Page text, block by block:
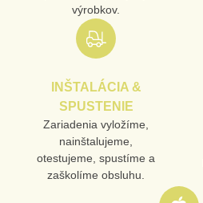
výrobkov.
INŠTALÁCIA &
SPUSTENIE
Zariadenia vyložíme,
nainštalujeme,
otestujeme, spustíme a
zaškolíme obsluhu.